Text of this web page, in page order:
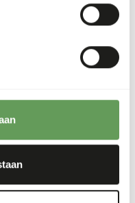
dried, frozen
might lead to
(wild) fruits and
by hiding, stacking
).